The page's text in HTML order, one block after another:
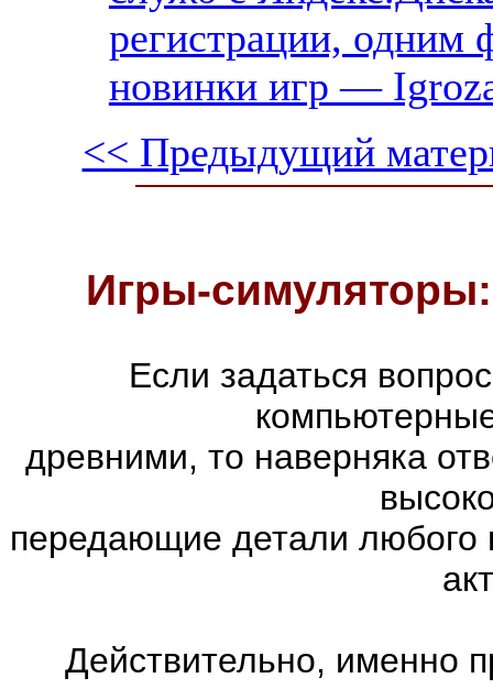
регистрации, одним
новинки игр —
<< Предыдущий
Игры-
Если задаться
древними, то наверняка
передающие детали любого
Действительно, именно